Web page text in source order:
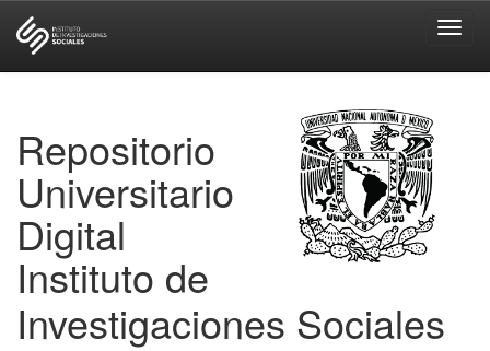
Repositorio
Universitario
Digital
Instituto de
Investigaciones Sociales